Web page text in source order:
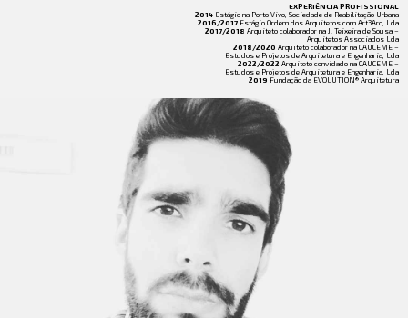
EXPERIÊNCIA PROFISSIONAL
2014 Estágio na Porto Vivo, Sociedade de Reabilitação Urbana
2016/2017 Estágio Ordem dos Arquitetos com Art3Arq, Lda
2017/2018 Arquiteto colaborador na J. Teixeira de Sousa –
Arquitetos Associados Lda
2018/2020 Arquiteto colaborador na GAUCEME –
Estudos e Projetos de Arquitetura e Engenharia, Lda
2022/2022 Arquiteto convidado na GAUCEME –
Estudos e Projetos de Arquitetura e Engenharia, Lda
2019 Fundação da EVOLUTION® Arquitetura